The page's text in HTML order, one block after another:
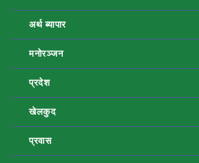
अर्थ ब्यापार
मनोरञ्जन
प्रदेश
खेलकुद
प्रवास